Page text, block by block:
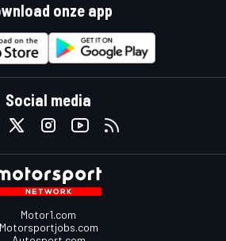
onze app
Social media
Motor1.com
Motorsportjobs.com